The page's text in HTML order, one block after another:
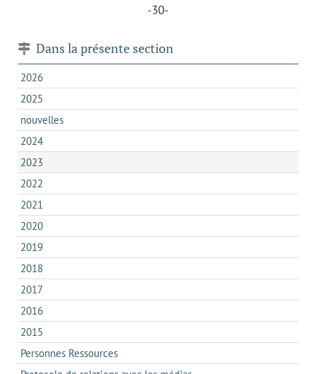
-30-
Dans la présente section
2026
2025
nouvelles
2024
2023
2022
2021
2020
2019
2018
2017
2016
2015
Personnes Ressources